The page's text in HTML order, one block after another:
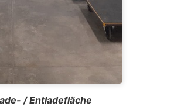
/ Entladefläche